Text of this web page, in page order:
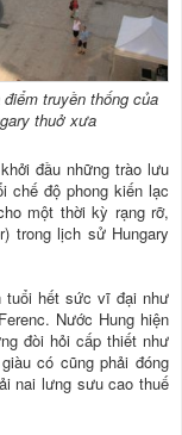
truyền thống của
thuở xưa
đầu những trào lưu
chế độ phong kiến lạc
một thời kỳ rạng rỡ,
trong lịch sử Hungary
tuổi hết sức vĩ đại như
Nước Hung hiện
đòi hỏi cấp thiết như
có cũng phải đóng
nai lưng sưu cao thuế